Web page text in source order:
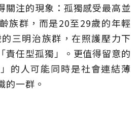
關注的現象：孤獨感受最高並
族群，而是20至29歲的年輕
三明治族群，在照護壓力下
責任型孤獨」。更值得留意的
的人可能同時是社會連結薄
的一群。